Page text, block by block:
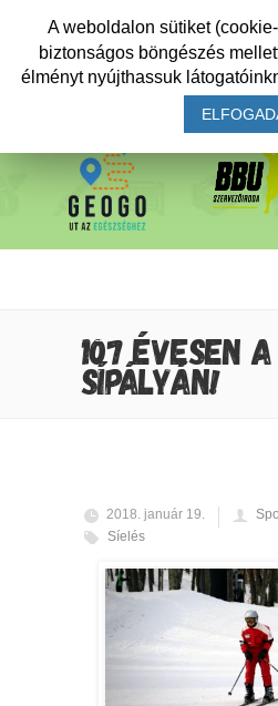
107 ÉVESEN A
SÍPÁLYÁN!
2018. január 19.
Síelés
A weboldalon sütiket
biztonságos böngészés
élményt nyújthassuk